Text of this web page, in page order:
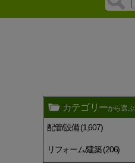
カテゴリーから選ぶ
配管/設備 (1,607)
リフォーム/建築 (206)